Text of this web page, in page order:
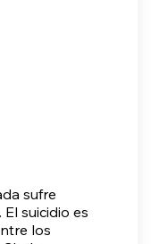
sufre
suicidio es
los